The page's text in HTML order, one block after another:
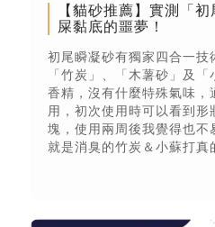
【貓砂推薦】實測「
屎黏底的噩夢！
初尾瞬凝砂有獨家四合一技
「竹炭」、「木薯砂」及
香精，沒有什麼特殊氣味，
用，初次使用時可以看到形
塊，使用兩周後我覺得也不
就是消臭的竹炭＆小蘇打真
來就是會好好蓋砂的孩子
💙初尾瞬凝砂凝結力也是
之外，貓砂本人的吸水力